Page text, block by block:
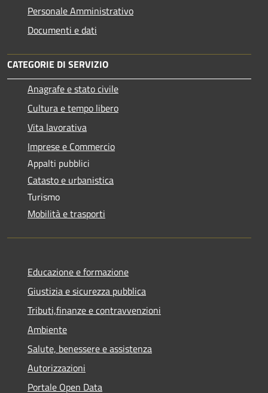
Personale Amministrativo
Documenti e dati
CATEGORIE DI SERVIZIO
Anagrafe e stato civile
Cultura e tempo libero
Vita lavorativa
Imprese e Commercio
Appalti pubblici
Catasto e urbanistica
Turismo
Mobilità e trasporti
Educazione e formazione
Giustizia e sicurezza pubblica
Tributi,finanze e contravvenzioni
Ambiente
Salute, benessere e assistenza
Autorizzazioni
Portale Open Data